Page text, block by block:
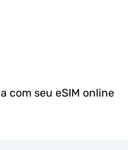
com seu eSIM online